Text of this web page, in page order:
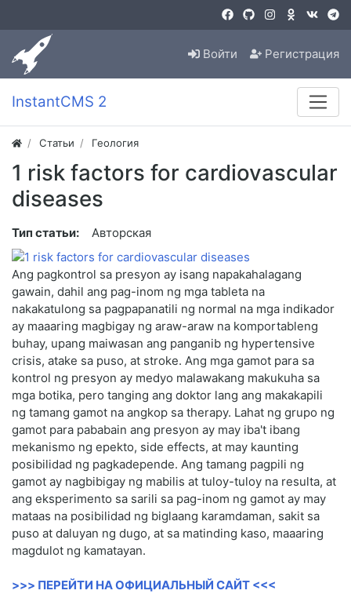
Войти Регистрация
InstantCMS 2
Статьи Геология
1 risk factors for cardiovascular
diseases
Тип статьи: Авторская
Ang pagkontrol sa presyon ay isang napakahalagang
gawain, dahil ang pag-inom ng mga tableta na
nakakatulong sa pagpapanatili ng normal na mga indikador
ay maaaring magbigay ng araw-araw na komportableng
buhay, upang maiwasan ang panganib ng hypertensive
crisis, atake sa puso, at stroke. Ang mga gamot para sa
kontrol ng presyon ay medyo malawakang makukuha sa
mga botika, pero tanging ang doktor lang ang makakapili
ng tamang gamot na angkop sa therapy. Lahat ng grupo ng
gamot para pababain ang presyon ay may iba't ibang
mekanismo ng epekto, side effects, at may kaunting
posibilidad ng pagkadepende. Ang tamang pagpili ng
gamot ay nagbibigay ng mabilis at tuloy-tuloy na resulta, at
ang eksperimento sa sarili sa pag-inom ng gamot ay may
mataas na posibilidad ng biglaang karamdaman, sakit sa
puso at daluyan ng dugo, at sa matinding kaso, maaaring
magdulot ng kamatayan.
>>> ПЕРЕЙТИ НА ОФИЦИАЛЬНЫЙ САЙТ <<<